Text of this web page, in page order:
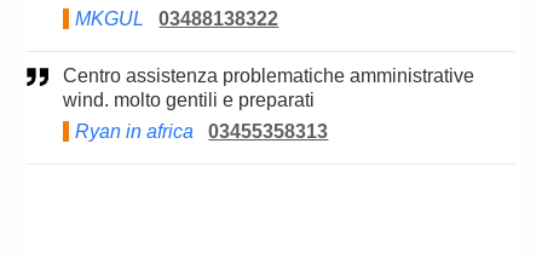
MKGUL
03488138322
Centro assistenza problematiche amministrative
wind. molto gentili e preparati
Ryan in africa
03455358313